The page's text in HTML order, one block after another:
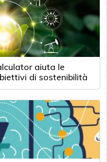
aiuta le
di sostenibilità